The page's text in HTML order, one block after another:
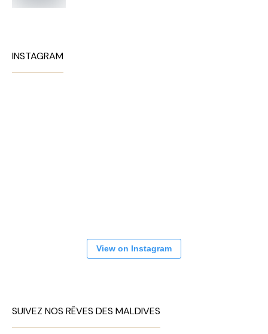
INSTAGRAM
View on Instagram
SUIVEZ NOS RÊVES DES MALDIVES